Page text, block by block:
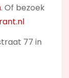
. Of bezoek
77 in